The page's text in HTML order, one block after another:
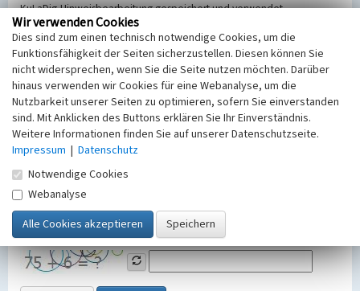
KuLaDig-Hinweisbearbeitung gespeichert und verwendet.
Selbstverständlich werden diese entsprechend der Vorschriften des
Telemediengesetzes, des Datenschutzgesetzes NRW und der seit
dem 25.05.2018 gültigen Europäischen Datenschutzgrundverordnung
(EU-DSGVO) vertraulich behandelt, beachten Sie bitte unsere
Hinweise zumDatenschutz
Nachricht
SicherheitsabfrageTragen Sie unten das Rechenergebnis aus der
Grafik ein
Wir verwenden Cookies
Dies sind zum einen technisch notwendige Cookies, um die
Funktionsfähigkeit der Seiten sicherzustellen. Diesen können Sie
nicht widersprechen, wenn Sie die Seite nutzen möchten. Darüber
hinaus verwenden wir Cookies für eine Webanalyse, um die
Nutzbarkeit unserer Seiten zu optimieren, sofern Sie einverstanden
sind. Mit Anklicken des Buttons erklären Sie Ihr Einverständnis.
Weitere Informationen finden Sie auf unserer Datenschutzseite.
Impressum | Datenschutz
Notwendige Cookies
Webanalyse